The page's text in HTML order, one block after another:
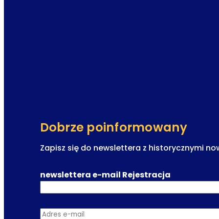
Dobrze poinformowany
Zapisz się do newslettera z historycznymi
newslettera e-mail Rejestracja
Adres e-mail